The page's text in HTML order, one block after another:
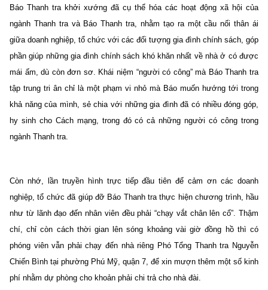
Báo Thanh tra khởi xướng đã cụ thể hóa các hoạt động xã hội của
ngành Thanh tra và Báo Thanh tra, nhằm tạo ra một cầu nối thân ái
giữa doanh nghiệp, tổ chức với các đối tượng gia đình chính sách, góp
phần giúp những gia đình chính sách khó khăn nhất về nhà ở có được
mái ấm, dù còn đơn sơ. Khái niệm “người có công” mà Báo Thanh tra
tập trung tri ân chỉ là một phạm vi nhỏ mà Báo muốn hướng tới trong
khả năng của mình, sẻ chia với những gia đình đã có nhiều đóng góp,
hy sinh cho Cách mạng, trong đó có cả những người có công trong
ngành Thanh tra.
Còn nhớ, lần truyền hình trực tiếp đầu tiên để cảm ơn các doanh
nghiệp, tổ chức đã giúp đỡ Báo Thanh tra thực hiện chương trình, hầu
như từ lãnh đạo đến nhân viên đều phải “chạy vắt chân lên cổ”. Thậm
chí, chỉ còn cách thời gian lên sóng khoảng vài giờ đồng hồ thì có
phóng viên vẫn phải chạy đến nhà riêng Phó Tổng Thanh tra Nguyễn
Chiến Bình tại phường Phú Mỹ, quận 7, để xin mượn thêm một số kinh
phí nhằm dự phòng cho khoản phải chi trả cho nhà đài.